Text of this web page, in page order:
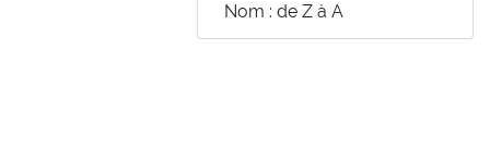
Nom : de Z à A